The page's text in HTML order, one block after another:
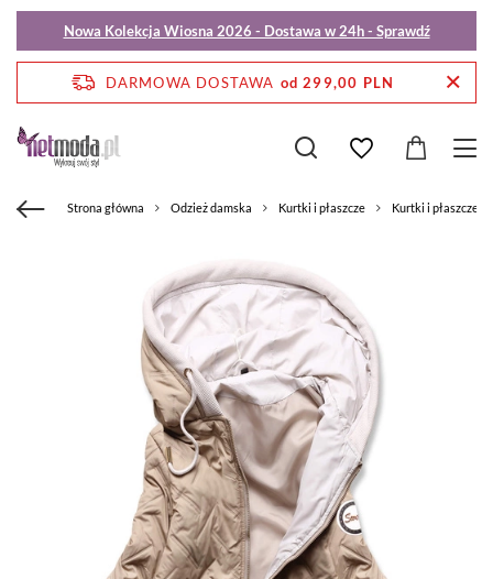
Nowa Kolekcja Wiosna 2026 - Dostawa w 24h - Sprawdź
DARMOWA DOSTAWA od 299,00 PLN
Strona główna Odzież damska Kurtki i płaszcze Kurtki i płaszcze